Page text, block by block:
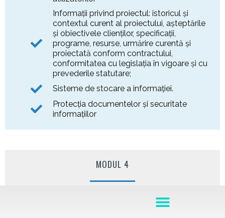
Informaţii privind proiectul: istoricul şi
contextul curent al proiectului, aşteptările
şi obiectivele clienţilor, specificaţii,
programe, resurse, urmărire curentă şi
proiectată conform contractului,
conformitatea cu legislaţia în vigoare şi cu
prevederile statutare;
Sisteme de stocare a informaţiei.
Protecţia documentelor și securitate
informațiilor
MODUL 4
Managementul echipei de proiect prezentat